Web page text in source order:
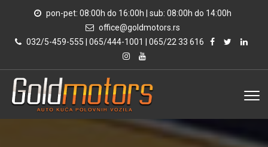
pon-pet: 08:00h do 16:00h | sub: 08:00h do 14:00h
office@goldmotors.rs
032/5-459-555 | 065/444-1001 | 065/22 33 616